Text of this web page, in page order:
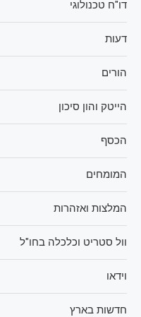
דו"ח טכנולוגי
דעות
הורים
הייטק והון סיכון
הכסף
המומחים
המלצות ואזהרות
וול סטריט וכלכלה בחו"ל
וידאו
חדשות בארץ